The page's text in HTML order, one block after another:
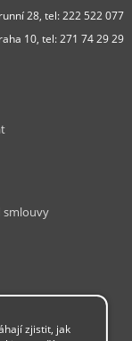
28, tel: 222 522 077
10, tel: 271 74 29 29
smlouvy
zjistit, jak